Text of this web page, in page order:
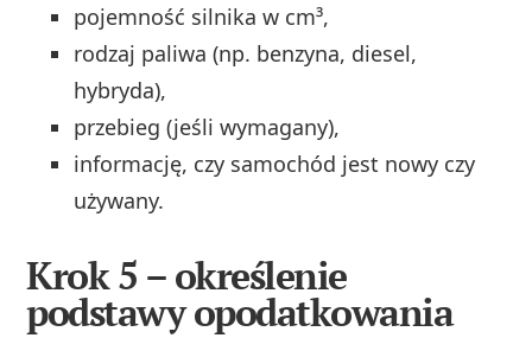
pojemność silnika w cm³,
rodzaj paliwa (np. benzyna, diesel,
hybryda),
przebieg (jeśli wymagany),
informację, czy samochód jest nowy czy
używany.
Krok 5 – określenie
podstawy opodatkowania